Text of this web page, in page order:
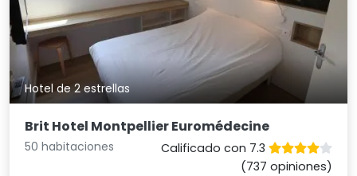
Hotel de 2 estrellas
Brit Hotel Montpellier Euromédecine
50 habitaciones
Calificado con 7.3
(737 opiniones)